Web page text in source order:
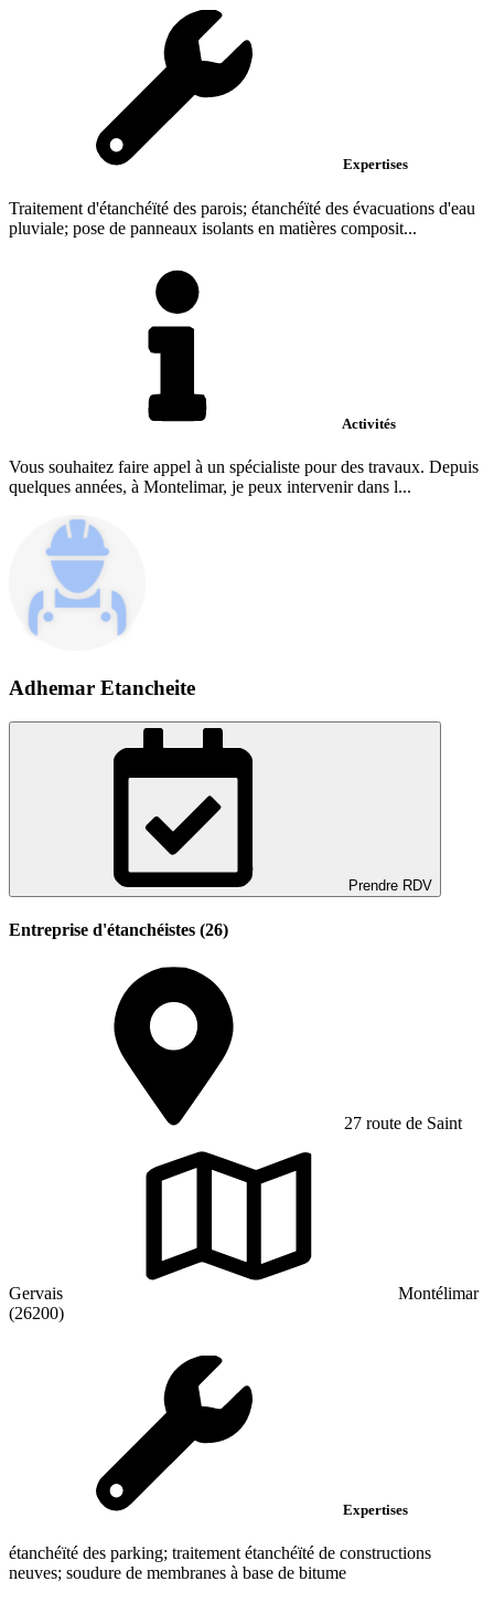
Expertises
Traitement d'étanchéïté des parois; étanchéïté des évacuations d'eau
pluviale; pose de panneaux isolants en matières composit...
Activités
Vous souhaitez faire appel à un spécialiste pour des travaux. Depuis
quelques années, à Montelimar, je peux intervenir dans l...
Adhemar Etancheite
Prendre RDV
Entreprise d'étanchéistes (26)
27 route de Saint
Gervais
Montélimar
(26200)
Expertises
étanchéïté des parking; traitement étanchéïté de constructions
neuves; soudure de membranes à base de bitume